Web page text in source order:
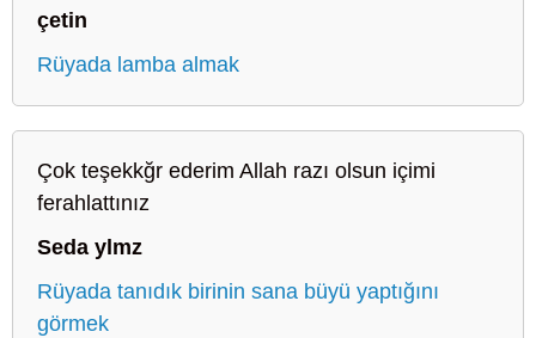
çetin
Rüyada lamba almak
Çok teşekkğr ederim Allah razı olsun içimi
ferahlattınız
Seda ylmz
Rüyada tanıdık birinin sana büyü yaptığını
görmek